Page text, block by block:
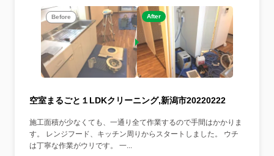
Before After
空室まるごと１LDKクリーニング,新潟市20220222
施工面積が少なくても、一通り全て作業するので手間はかかりま
す。 レンジフード、キッチン周りからスタートしました。 ウチ
は丁寧な作業がウリです。 一...